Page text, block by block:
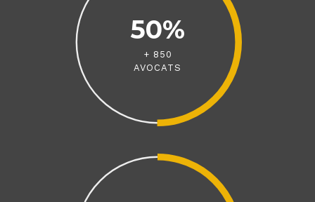
50%
+ 850
AVOCATS